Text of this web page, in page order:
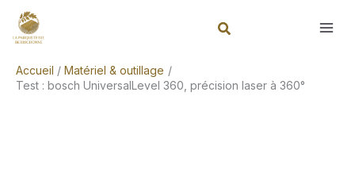
Accueil
Matériel & outillage
Test : bosch UniversalLevel 360, précision laser à 360°
Rechercher